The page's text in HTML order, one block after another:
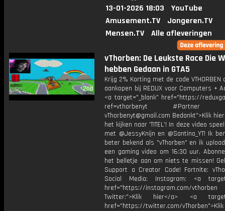
13-01-2026 18:03
YouTube
Amusement.TV
Jongeren.TV
Mensen.TV
Alle afleveringen
vThorben: De Leukste Race Die
hebben Gedaan in GTA5
Krijg 2% Korting met de code VTHORBEN
aankopen bij REDUX voor Computers +
<a target="_blank" href="https://
ref=vthorbenyt #Partner
vThorbenyt@gmail.com Bedankt">Klik
het kijken naar 'TITEL'! In deze video
met @JessyKnijn en @Santino_YT! Ik
beter bekend als "vThorben" en ik
een gaming video om 16:30 uur.
het belletje aan om niets te missen!
Support a Creator Code! Fortnite:
Social Media: Instagram: <a
href="https://instagram.com/vthorben
Twitter:">Klik hier</a> <a
href="https://twitter.com/